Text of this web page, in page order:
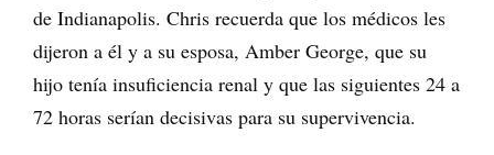
de Indianapolis. Chris recuerda que los médicos les
dijeron a él y a su esposa, Amber George, que su
hijo tenía insuficiencia renal y que las siguientes 24 a
72 horas serían decisivas para su supervivencia.